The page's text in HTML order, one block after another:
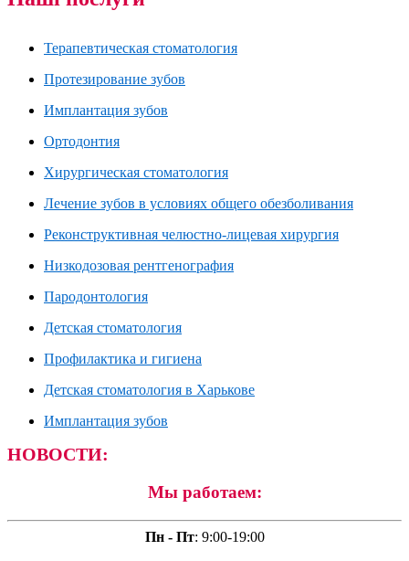
Терапевтическая стоматология
Протезирование зубов
Имплантация зубов
Ортодонтия
Хирургическая стоматология
Лечение зубов в условиях общего обезболивания
Реконструктивная челюстно-лицевая хирургия
Низкодозовая рентгенография
Пародонтология
Детская стоматология
Профилактика и гигиена
Детская стоматология в Харькове
Имплантация зубов
НОВОСТИ:
Мы работаем:
Пн - Пт: 9:00-19:00